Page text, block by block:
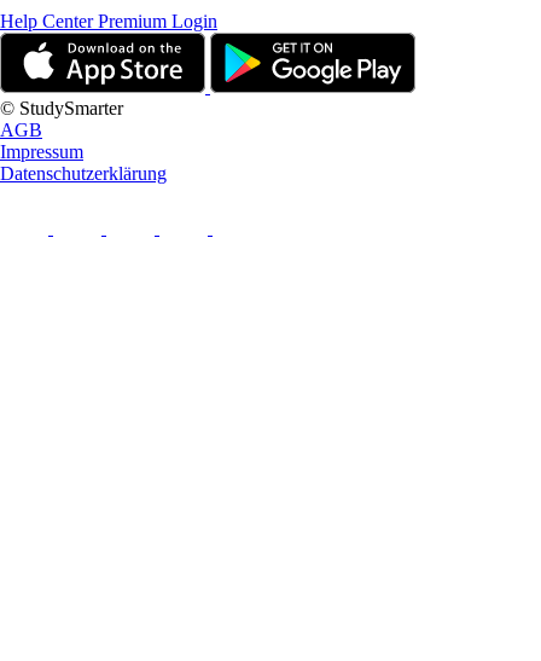
Help CenterPremium Login
© StudySmarter
AGB
Impressum
Datenschutzerklärung